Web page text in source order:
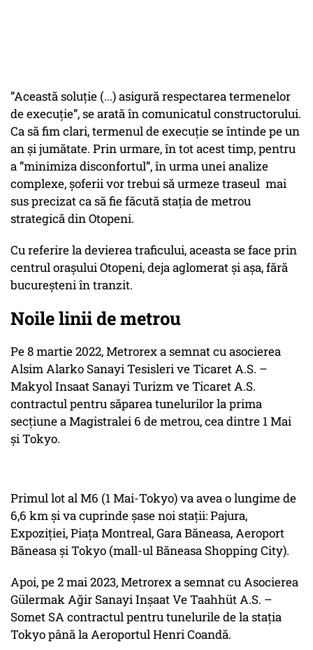
”Această soluție (...) asigură respectarea termenelor
de execuție”, se arată în comunicatul constructorului.
Ca să fim clari, termenul de execuție se întinde pe un
an și jumătate. Prin urmare, în tot acest timp, pentru
a ”minimiza disconfortul”, în urma unei analize
complexe, șoferii vor trebui să urmeze traseul mai
sus precizat ca să fie făcută stația de metrou
strategicădin Otopeni.
Cu referire la devierea traficului, aceasta se face prin
centrul orașului Otopeni, deja aglomerat și așa, fără
bucureșteni în tranzit.
Noile linii de metrou
Pe 8 martie 2022, Metrorex a semnat cu asocierea
Alsim Alarko Sanayi Tesisleri ve Ticaret A.S. –
Makyol Insaat Sanayi Turizm ve Ticaret A.S.
contractul pentru săparea tunelurilor la prima
secțiune a Magistralei 6 de metrou, cea dintre 1 Mai
și Tokyo.
Primul lot al M6 (1 Mai-Tokyo) va avea o lungime de
6,6 km și va cuprinde șase noi stații: Pajura,
Expoziției, Piața Montreal, Gara Băneasa, Aeroport
Băneasa și Tokyo (mall-ul Băneasa Shopping City).
Apoi, pe 2 mai 2023, Metrorex a semnat cu Asocierea
Gülermak Ağir Sanayi Inşaat Ve Taahhüt A.S. –
Somet SA contractul pentru tunelurile de la stația
Tokyo până la Aeroportul Henri Coandă.